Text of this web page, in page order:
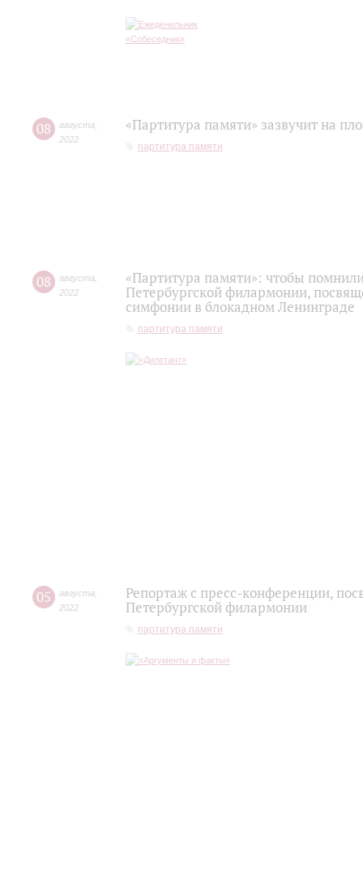
08 августа
2022
«Партитура памяти» зазвучит на
партитура памяти
08 августа
2022
«Партитура памяти»: чтобы
Петербургской филармонии,
симфонии в блокадном Ленинграде
партитура памяти
05 августа
2022
Репортаж с пресс-конференции,
Петербургской филармонии
партитура памяти